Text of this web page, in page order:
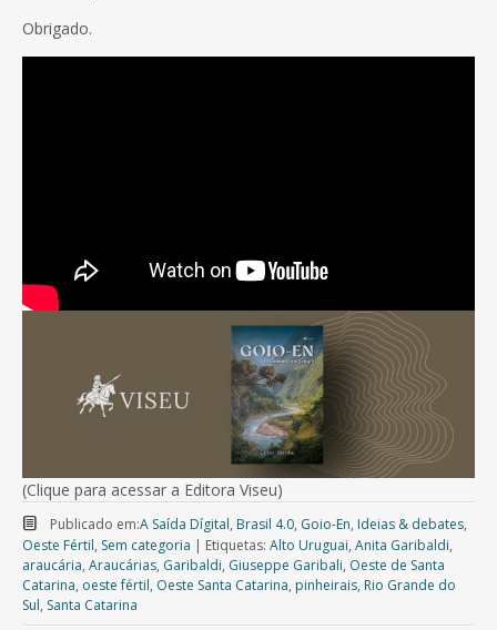
Obrigado.
(Clique para acessar a Editora Viseu)
Publicado em:A Saída Dígital, Brasil 4.0, Goio-En, Ideias & debates,
Oeste Fértil, Sem categoria | Etiquetas: Alto Uruguai, Anita Garibaldi,
araucária, Araucárias, Garibaldi, Giuseppe Garibali, Oeste de Santa
Catarina, oeste fértil, Oeste Santa Catarina, pinheirais, Rio Grande do
Sul, Santa Catarina